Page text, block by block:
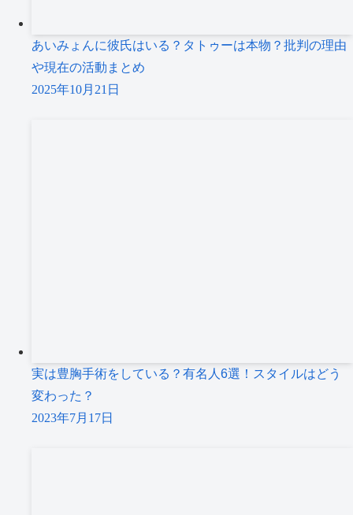
あいみょんに彼氏はいる？タトゥーは本物？批判の理由
や現在の活動まとめ
2025年10月21日
実は豊胸手術をしている？有名人6選！スタイルはどう
変わった？
2023年7月17日